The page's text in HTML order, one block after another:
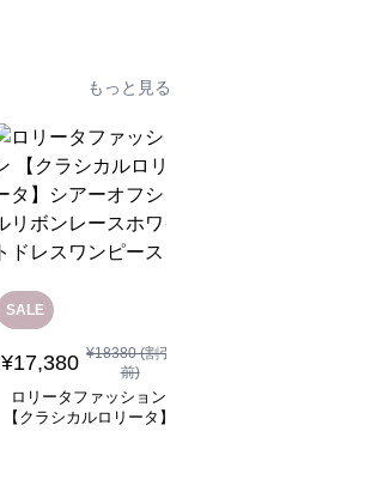
もっと見る
SALE
¥17,380 ¥18380(割引
前)
ロリータファッション
【クラシカルロリータ】